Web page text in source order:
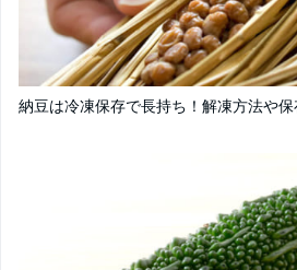
納豆は冷凍保存で長持ち！解凍方法や保